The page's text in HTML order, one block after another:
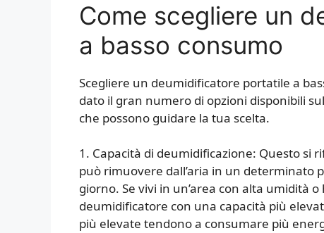
Come scegliere un
a basso consumo
Scegliere un deumidificatore portatile a
dato il gran numero di opzioni disponibili
che possono guidare la tua scelta.
1. Capacità di deumidificazione: Questo si
può rimuovere dall’aria in un determinato
giorno. Se vivi in un’area con alta umidità
deumidificatore con una capacità più
più elevate tendono a consumare più